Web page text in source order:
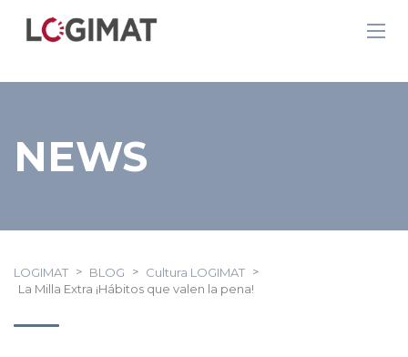
NEWS
LOGIMAT > BLOG > Cultura LOGIMAT >
La Milla Extra ¡Hábitos que valen la pena!